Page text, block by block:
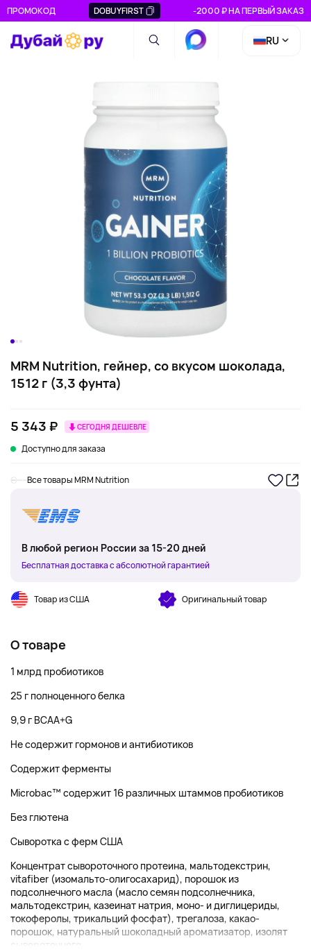
ПРОМОКОД DOBUYFIRST -2000 ₽ НА ПЕРВЫЙ ЗАКАЗ
RU
MRM Nutrition, гейнер, со вкусом шоколада,
1512 г (3,3 фунта)
5 343 ₽ СЕГОДНЯ ДЕШЕВЛЕ
Доступно для заказа
Все товары MRM Nutrition
В любой регион России за 15-20 дней
Бесплатная доставка с абсолютной гарантией
Товар из США Оригинальный товар
О товаре
1 млрд пробиотиков
25 г полноценного белка
9,9 г BCAA+G
Не содержит гормонов и антибиотиков
Содержит ферменты
Microbac™ содержит 16 различных штаммов пробиотиков
Без глютена
Сыворотка с ферм США
Концентрат сывороточного протеина, мальтодекстрин,
vitafiber (изомальто-олигосахарид), порошок из
подсолнечного масла (масло семян подсолнечника,
мальтодекстрин, казеинат натрия, моно- и диглицериды,
токоферолы, трикальций фосфат), трегалоза, какао-
порошок, натуральный шоколадный ароматизатор, изолят
сывороточного...